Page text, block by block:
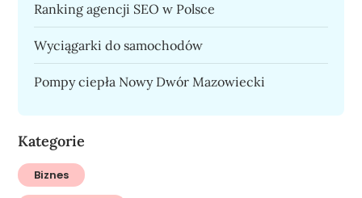
Ranking agencji SEO w Polsce
Wyciągarki do samochodów
Pompy ciepła Nowy Dwór Mazowiecki
Kategorie
Biznes